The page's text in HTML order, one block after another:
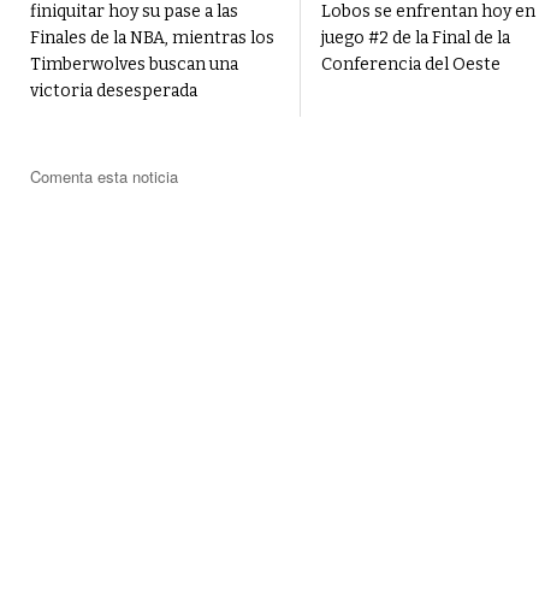
finiquitar hoy su pase a las
Finales de la NBA, mientras los
Timberwolves buscan una
victoria desesperada
Lobos se enfrentan hoy en
juego #2 de la Final de la
Conferencia del Oeste
Comenta esta noticia